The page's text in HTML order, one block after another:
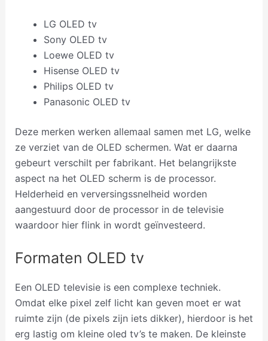
LG OLED tv
Sony OLED tv
Loewe OLED tv
Hisense OLED tv
Philips OLED tv
Panasonic OLED tv
Deze merken werken allemaal samen met LG, welke
ze verziet van de OLED schermen. Wat er daarna
gebeurt verschilt per fabrikant. Het belangrijkste
aspect na het OLED scherm is de processor.
Helderheid en verversingssnelheid worden
aangestuurd door de processor in de televisie
waardoor hier flink in wordt geïnvesteerd.
Formaten OLED tv
Een OLED televisie is een complexe techniek.
Omdat elke pixel zelf licht kan geven moet er wat
ruimte zijn (de pixels zijn iets dikker), hierdoor is het
erg lastig om kleine oled tv’s te maken. De kleinste